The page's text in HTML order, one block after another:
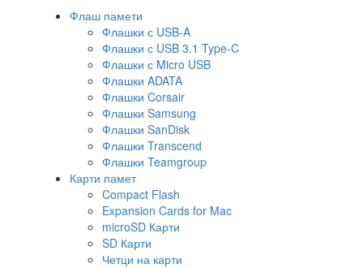
Флаш памети
Флашки с USB-A
Флашки с USB 3.1 Type-C
Флашки с Micro USB
Флашки ADATA
Флашки Corsair
Флашки Samsung
Флашки SanDisk
Флашки Transcend
Флашки Teamgroup
Карти памет
Compact Flash
Expansion Cards for Mac
microSD Карти
SD Карти
Четци на карти